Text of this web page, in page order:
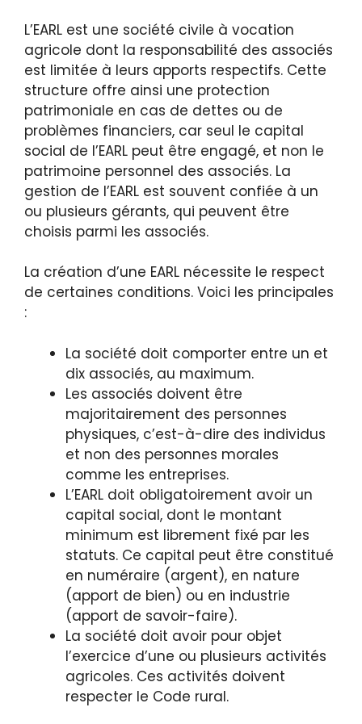
L’EARL est une société civile à vocation
agricole dont la responsabilité des associés
est limitée à leurs apports respectifs. Cette
structure offre ainsi une protection
patrimoniale en cas de dettes ou de
problèmes financiers, car seul le capital
social de l’EARL peut être engagé, et non le
patrimoine personnel des associés. La
gestion de l’EARL est souvent confiée à un
ou plusieurs gérants, qui peuvent être
choisis parmi les associés.
La création d’une EARL nécessite le respect
de certaines conditions. Voici les principales
:
La société doit comporter entre un et
dix associés, au maximum.
Les associés doivent être
majoritairement des personnes
physiques, c’est-à-dire des individus
et non des personnes morales
comme les entreprises.
L’EARL doit obligatoirement avoir un
capital social, dont le montant
minimum est librement fixé par les
statuts. Ce capital peut être constitué
en numéraire (argent), en nature
(apport de bien) ou en industrie
(apport de savoir-faire).
La société doit avoir pour objet
l’exercice d’une ou plusieurs activités
agricoles. Ces activités doivent
respecter le Code rural.